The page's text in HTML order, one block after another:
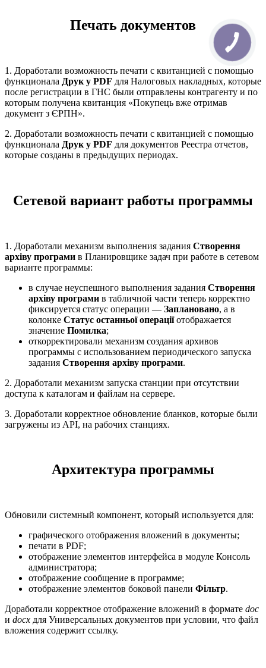
Печать документов
1. Доработали возможность печати с квитанцией с помощью
функционала Друк у PDF для Налоговых накладных, которые
после регистрации в ГНС были отправлены контрагенту и по
которым получена квитанция «Покупець вже отримав
документ з ЄРПН».
2. Доработали возможность печати с квитанцией с помощью
функционала Друк у PDF для документов Реестра отчетов,
которые созданы в предыдущих периодах.
Сетевой вариант работы программы
1. Доработали механизм выполнения задания Створення
архіву програми в Планировщике задач при работе в сетевом
варианте программы:
в случае неуспешного выполнения задания Створення
архіву програми в табличной части теперь корректно
фиксируется статус операции — Заплановано, а в
колонке Статус останньої операціїотображается
значение Помилка;
откорректировали механизм создания архивов
программы с использованием периодического запуска
задания Створення архіву програми.
2. Доработали механизм запуска станции при отсутствии
доступа к каталогам и файлам на сервере.
3. Доработали корректное обновление бланков, которые были
загружены из API, на рабочих станциях.
Архитектура программы
Обновили системный компонент, который используется для:
графического отображения вложений в документы;
печати в PDF;
отображение элементов интерфейса в модуле Консоль
администратора;
отображение сообщение в программе;
отображение элементов боковой панели Фільтр.
Доработали корректное отображение вложений в формате doc
и docх для Универсальных документов при условии, что файл
вложения содержит ссылку.